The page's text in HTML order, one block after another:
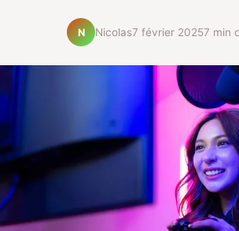
N Nicolas7 février 20257 min